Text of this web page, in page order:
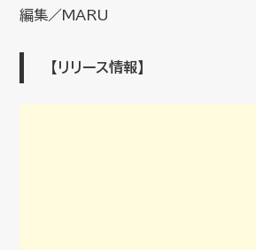
編集／MARU
【リリース情報】